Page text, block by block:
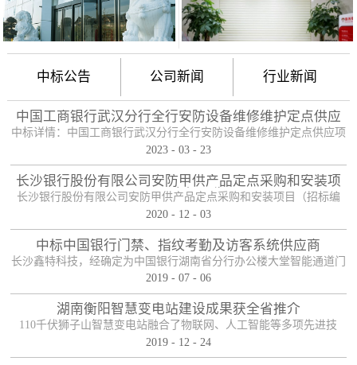
中标公告 公司新闻 行业新闻
中国工商银行武汉分行全行安防设备维修维护定点供应
项目
中标详情：中国工商银行武汉分行全行安防设备维修维护定点供应项
目（项目编号：HBZTH-FW-2022-106），于2023年2月3日以公开招
定贵单位为本项目2包的入围供应商。中标产品：防护舱
2023 - 03 - 23
长沙银行股份有限公司安防甲供产品定点采购和安装项
目——中标公告
长沙银行股份有限公司安防甲供产品定点采购和安装项目（招标编
号：0646-204HNGL500）评标工作已经结束，经评标委员会认真评
的中标人。包一采购内容为：1、甲级木质防火门；2、防尾随联动互
锁安全门；3、自助银行安全防护门；4、甲级防盗安全门（优质
钢）；5、钢化玻璃自动感应门、防砸玻璃自动感应，和电机；6、银
行专用防盗卷帘门（含电机、控...
2020 - 12 - 03
中标中国银行门禁、指纹考勤及访客系统供应商
长沙鑫特科技，经确定为中国银行湖南省分行办公楼大堂智能通道门
禁、指纹考勤、访客系统采购项目供应商。门禁指纹考勤系统
2019 - 07 - 06
湖南衡阳智慧变电站建设成果获全省推介
110千伏狮子山智慧变电站融合了物联网、人工智能等多项先进技
术，是设备侧电力物联网建设在专业领域的最佳实践。”近日，国网
2019 - 12 - 24